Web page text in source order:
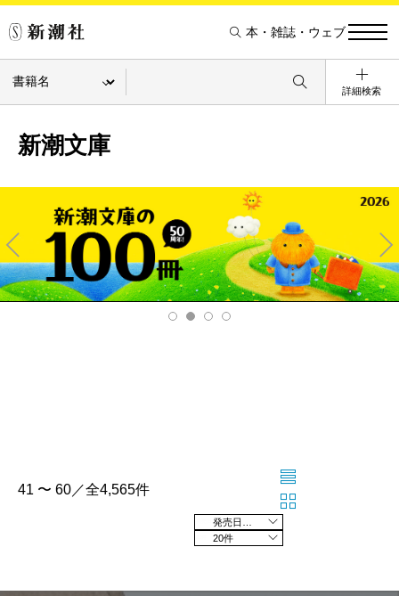
本・雑誌・ウェブ
詳細検索
新潮文庫
Pre
v
Ne
xt
41 〜 60／全4,565件
20件